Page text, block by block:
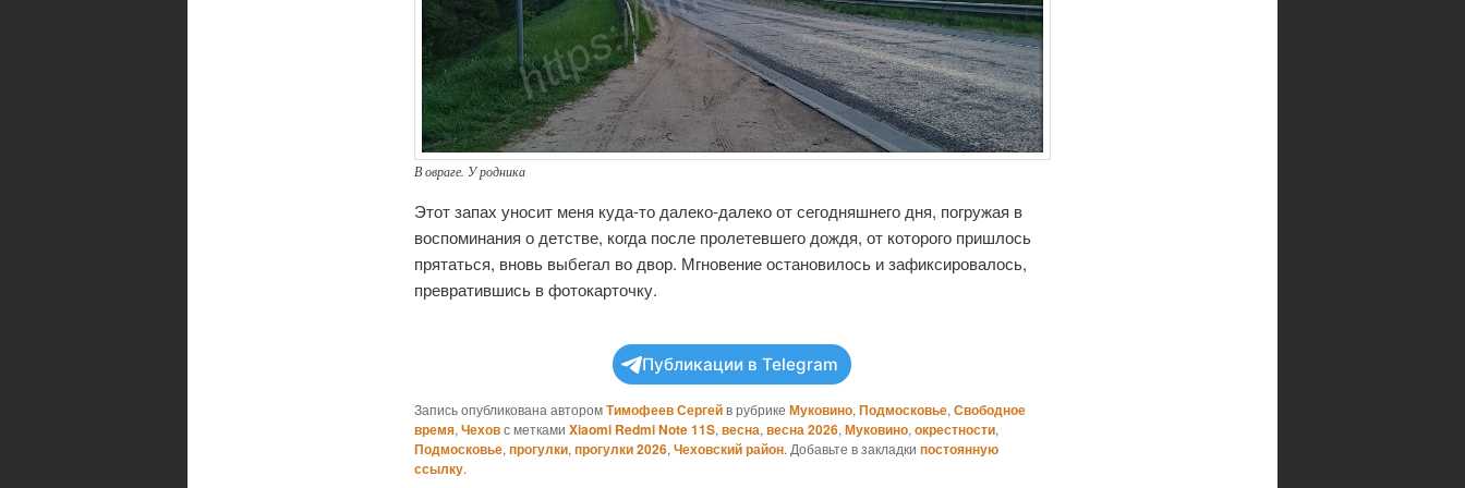
В овраге. У родника
Этот запах уносит меня куда-то далеко-далеко от сегодняшнего дня, погружая в
воспоминания о детстве, когда после пролетевшего дождя, от которого пришлось
прятаться, вновь выбегал во двор. Мгновение остановилось и зафиксировалось,
превратившись в фотокарточку.
Публикации в Telegram
Запись опубликована авторомТимофеев Сергейв рубрике Муковино, Подмосковье, Свободное
время, Чеховс метками Xiaomi Redmi Note 11S, весна, весна 2026, Муковино, окрестности,
Подмосковье, прогулки, прогулки 2026, Чеховский район. Добавьте в закладки постоянную
ссылку.